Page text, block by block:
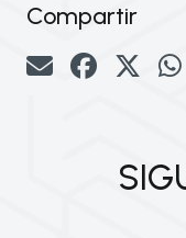
Compartir